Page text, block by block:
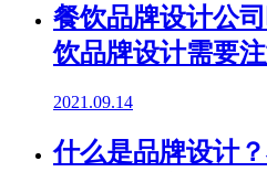
餐饮品牌设计公
饮品牌设计需要
2021.09.14
什么是品牌设计